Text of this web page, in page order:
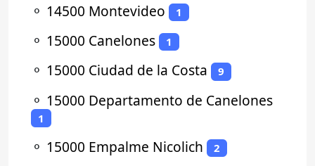
⚬ 14500 Montevideo 1
⚬ 15000 Canelones 1
⚬ 15000 Ciudad de la Costa 9
⚬ 15000 Departamento de Canelones
1
⚬ 15000 Empalme Nicolich 2